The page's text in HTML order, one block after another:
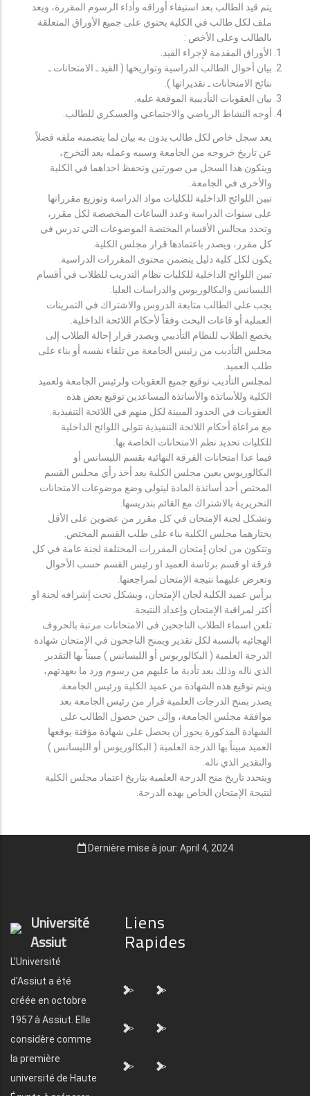
يتم قيد الطالب بعد استيفاء أوراقه وأداء الرسوم المقررة، ويعد
ملف لكل طالب في الكلية يحتوي على جميع الأوراق المتعلقة
بالطالب وعلى الأخص :
الأوراق المقدمة لإجراء القيد.
بيان أحوال الطالب الدراسية وتواريخها ( القيد ـ الامتحانات ـ
نتائح الامتحانات ـ تقديراتها ).
بيان العقوبات التأديبية الموقعة عليه.
أوجه النشاط الرياضي والاجتماعي والعسكري للطالب.
يعد سجل خاص لكل طالب يدون به بيان لما يتضمنه ملفه فضلاً
عن تاريخ خروجه من الجامعة وسببه وعمله بعد التخرج،
ويتكون هذا السجل من صورتين وتحفظ احداهما في الكلية
والأخرى في الجامعة.
تبين اللوائح الداخلية للكليات مواد الدراسة وتوزيع مقرراتها
على سنوات الدراسة وعدد الساعات المخصصة لكل مقرر،
وتحدد مجالس الأقسام المختصة الموضوعات التي تدرس في
كل مقرر، ويصدر باعتمادها قرار مجلس الكلية.
يكون لكل كلية دليل يتضمن محتوى المقررات الدراسية.
تبين اللوائح الداخلية للكليات نظام التدريب للطلاب في أقسام
الليسانس والبكالوريوس والدراسات العليا.
يجب على الطالب متابعة الدروس والاشتراك في التمرينات
العملية أو قاعات البحث وفقاً لأحكام اللائحة الداخلية.
يخضع الطلاب للنظام التأديبي ويصدر قرار إحالة الطلاب إلى
مجلس التأديب من رئيس الجامعة من تلقاء نفسه أو بناء على
طلب العميد.
لمجلس التأديب توقيع جميع العقوبات ولرئيس الجامعة ولعميد
الكلية وللأساتذة والأساتذة المساعدين توقيع بعض هذه
العقوبات في الحدود المبينة لكل منهم في اللائحة التنفيذية.
مع مراعاة أحكام اللائحة التنفيذية تتولى اللوائح الداخلية
للكليات تحديد نظم الامتحانات الخاصة بها.
فيما عدا امتحانات الفرقة النهائية بقسم الليسانس أو
البكالوريوس يعين مجلس الكلية بعد أخذ رأي مجلس القسم
المختص أحد أساتذة المادة ليتولى وضع موضوعات الامتحانات
التحريرية بالاشتراك مع القائم بتدريسها.
وتشكل لجنة الإمتحان في كل مقرر من عضوين على الأقل
يختارهما مجلس الكلية بناء على طلب القسم المختص.
وتتكون من لجان إمتحان المقررات المختلفة لجنة عامة في كل
فرقة او قسم برئاسة العميد او رئيس القسم حسب الأحوال
وتعرض عليهما نتيجة الإمتحان لمراجعتها.
يرأس عميد الكلية لجان الإمتحان، ويشكل تحت إشرافه لجنة او
أكثر لمراقبة الإمتحان وإعداد النتيجة.
تلعن اسماء الطلاب الناجحين فى الامتحانات مرتبة بالحروف
الهجائيه بالنسبة لكل تقدير ويمنح الناجحون في الإمتحان شهادة
الدرجة العلمية ( البكالوريوس أو الليسانس ) مبيناً بها التقدير
الذي ناله وذلك بعد تأدية ما عليهم من رسوم ورد ما بعهدتهم،
ويتم توقيع هذه الشهادة من عميد الكلية ورئيس الجامعة.
يصدر بمنح الدرجات العلمية قرار من رئيس الجامعة بعد
موافقة مجلس الجامعة، وإلى حين حصول الطالب على
الشهادة المذكورة يجوز أن يحصل على شهادة مؤقتة يوقعها
العميد مبيناً بها الدرجة العلمية ( البكالوريوس أو الليسانس )
والتقدير الذي ناله.
ويتحدد تاريخ منح الدرجة العلمية بتاريخ اعتماد مجلس الكلية
لنتيجة الإمتحان الخاص بهذه الدرجة.
Dernière mise à jour: April 4, 2024
Université
Assiut
L'Université
d'Assiut a été
créée en octobre
1957 à Assiut. Elle
considère comme
la première
université de Haute
Liens
Rapides
"> ">
"> ">
"> ">